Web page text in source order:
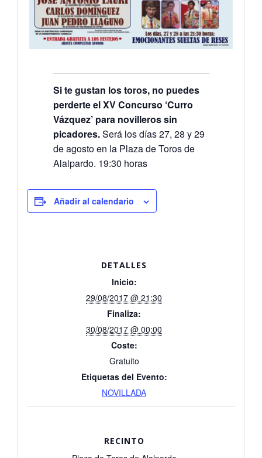
Si te gustan los toros, no puedes
perderte el XV Concurso ‘Curro
Vázquez’ para novilleros sin
picadores.Será los días 27, 28 y 29
de agosto en la Plaza de Toros de
Alalpardo. 19:30 horas
Añadir al calendario
DETALLES
Inicio:
29/08/2017 @ 21:30
Finaliza:
30/08/2017 @ 00:00
Coste:
Gratuito
Etiquetas del Evento:
NOVILLADA
RECINTO